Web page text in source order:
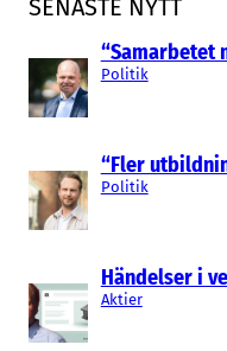
SENASTE NYTT
“Samarbetet
Politik
“Fler
Politik
Händelser i
Aktier